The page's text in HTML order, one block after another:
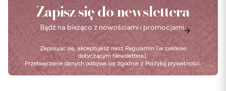
Zapisz się do newslettera
Bądź na bieżąco z nowościami i promocjami.
Zapisując się, akceptujesz nasz Regulamin (w zakresie
dotyczącym Newslettera).
Przetwarzanie danych odbywa się zgodnie z Polityką prywatności.